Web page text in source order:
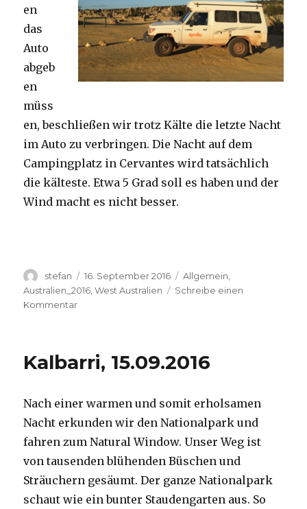
en
das
Auto
abgeb
en
müss
en, beschließen wir trotz Kälte die letzte Nacht
im Auto zu verbringen. Die Nacht auf dem
Campingplatz in Cervantes wird tatsächlich
die kälteste. Etwa 5 Grad soll es haben und der
Wind macht es nicht besser.
Autor
stefan
Veröffentlicht
am
16. September 2016 Kategorien
Allgemein
Australien_2016 ,West Australien
Schreibe einen
Kommentarzu
Kalbarri, 15.09.2016
Nach einer warmen und somit erholsamen
Nacht erkunden wir den Nationalpark und
fahren zum Natural Window. Unser Weg ist
von tausenden blühenden Büschen und
Sträuchern gesäumt. Der ganze Nationalpark
schaut wie ein bunter Staudengarten aus. So